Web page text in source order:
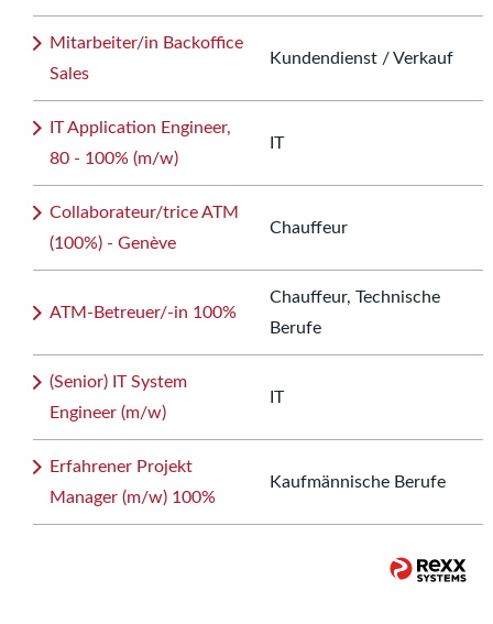
Mitarbeiter/in Backoffice
Sales
Kundendienst / Verkauf
IT Application Engineer,
80 - 100% (m/w)
IT
Collaborateur/trice ATM
(100%) - Genève
Chauffeur
ATM-Betreuer/-in 100%
Chauffeur, Technische
Berufe
(Senior) IT System
Engineer (m/w)
IT
Erfahrener Projekt
Manager (m/w) 100%
Kaufmännische Berufe